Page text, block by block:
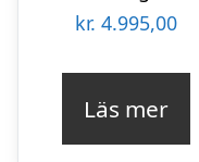
kr. 4.995,00
Läs mer